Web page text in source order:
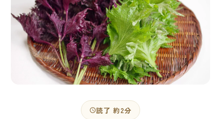
読了 約2分